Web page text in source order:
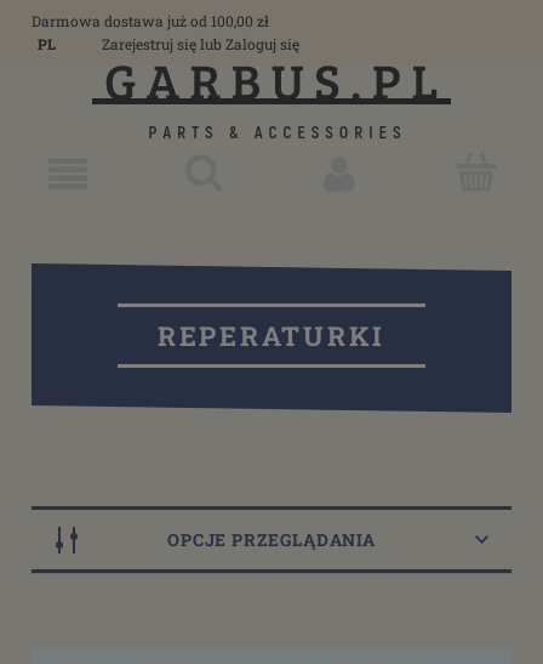
Darmowa dostawa już od 100,00 zł
PL
Zarejestruj sięlub Zaloguj się
REPERATURKI
OPCJE PRZEGLĄDANIA